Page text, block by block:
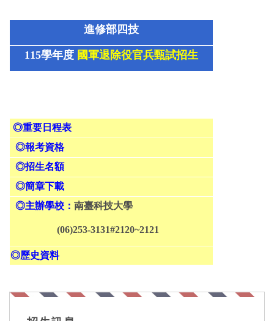
進修部四技
115學年度 國軍退除役官兵甄試招生
◎重要日程表
◎報考資格
◎招生名額
◎簡章下載
◎主辦學校： 南臺科技大學
(06)253-3131#2120~2121
◎歷史資料